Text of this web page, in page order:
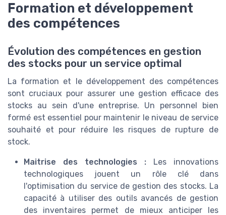
Formation et développement
des compétences
Évolution des compétences en gestion
des stocks pour un service optimal
La formation et le développement des compétences
sont cruciaux pour assurer une gestion efficace des
stocks au sein d'une entreprise. Un personnel bien
formé est essentiel pour maintenir le niveau de service
souhaité et pour réduire les risques de rupture de
stock.
Maitrise des technologies : Les innovations
technologiques jouent un rôle clé dans
l'optimisation du service de gestion des stocks. La
capacité à utiliser des outils avancés de gestion
des inventaires permet de mieux anticiper les